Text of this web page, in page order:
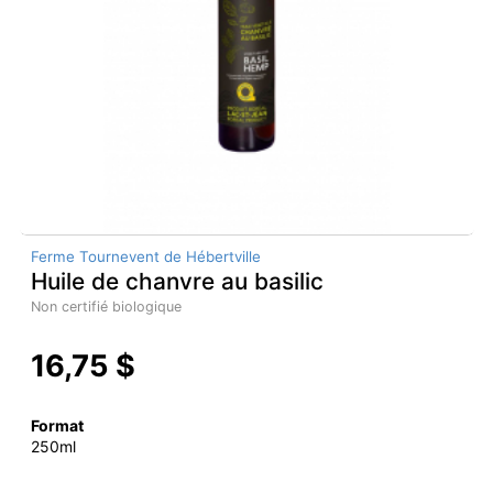
Ferme Tournevent de Hébertville
Huile de chanvre au basilic
Non certifié biologique
16,75 $
Format
250ml